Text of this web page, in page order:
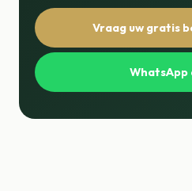
Vraag uw gratis